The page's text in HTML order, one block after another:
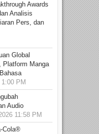
Awards
Analisis
Pers, dan
Global
Platform Manga
PM
Audio
11:58 PM
Cola®